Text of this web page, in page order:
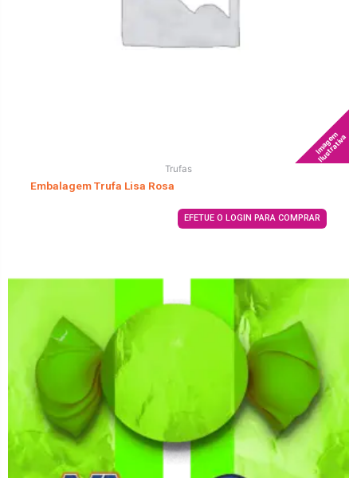
Imagem
Ilustrativa
Trufas
Embalagem Trufa Lisa Rosa
EFETUE O LOGIN PARA COMPRAR